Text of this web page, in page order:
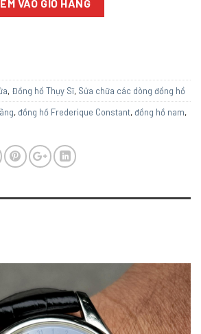
VÀO GIỎ HÀNG
, Đồng hồ Thụy Sĩ, Sửa chữa các dòng đồng hồ
,đồng hồ Frederique Constant,đồng hồ nam,